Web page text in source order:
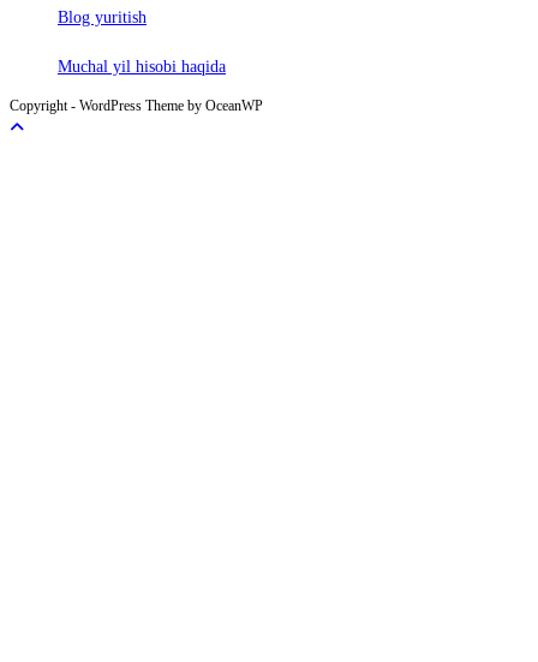
Blog yuritish
Muchal yil hisobi haqida
Copyright - WordPress Theme by OceanWP